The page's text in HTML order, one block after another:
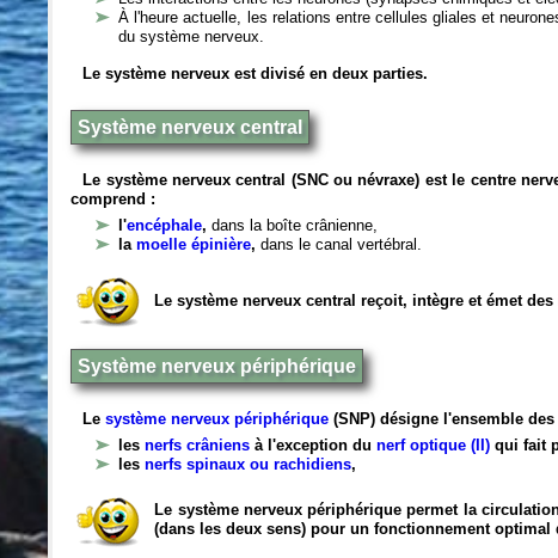
À l'heure actuelle, les relations entre cellules gliales et
du système nerveux.
Le système nerveux est divisé en deux parties.
Système nerveux central
Le système nerveux central (SNC ou névraxe) est le centre
comprend :
l'encéphale,dans la boîte crânienne,
lamoelle épinière,dans le canal vertébral.
Le système nerveux central reçoit, intègre et émet
Système nerveux périphérique
Lesystème nerveux périphérique (SNP) désigne l'ensemble
lesnerfs crâniens à l'exception du nerf optique (II) qui fait
lesnerfs spinaux ou rachidiens,
Le système nerveux périphérique permet la
(dans les deux sens) pour un fonctionnement optimal